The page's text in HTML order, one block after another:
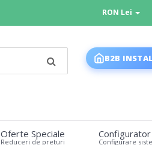
RON Lei
B2B
Oferte Speciale
Reduceri de preturi
Configurator
Configurare